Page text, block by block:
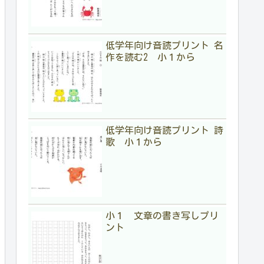
低学年向け音読プリント 名
作を読む2 小１から
低学年向け音読プリント 詩
歌 小１から
小１ 文章の書き写しプリ
ント